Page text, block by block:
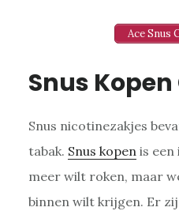
Ace Snus
Snus
Snus nicotinezakjes
tabak. Snus kopenis een
meer wilt roken, maar
binnen wilt krijgen. Er